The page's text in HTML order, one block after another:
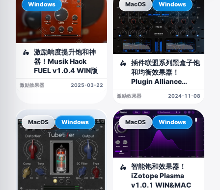
🛵
激励响度提升饱和神
器！Musik Hack
FUEL v1.0.4 WIN版
激励效果器 2025-03-22
Windows
🛵
插件联盟系列黑盒子饱
和均衡效果器！
Plugin Alliance
Design HG-Q 1.0.0
WIN&MAC
激励效果器 2024-11-08
MacOS Windows
MacOS Windows
🛵
智能饱和效果器！
iZotope Plasma
v1.0.1 WIN&MAC
MacOS Windows